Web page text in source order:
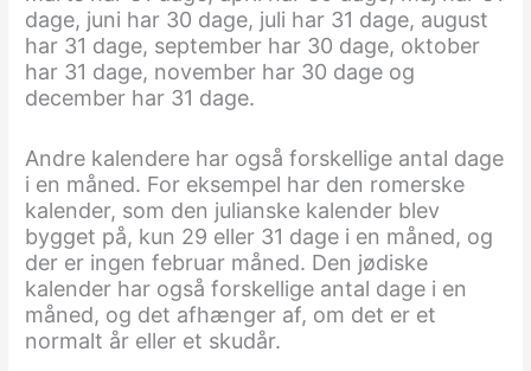
dage, juni har 30 dage, juli har 31 dage, august
har 31 dage, september har 30 dage, oktober
har 31 dage, november har 30 dage og
december har 31 dage.
Andre kalendere har også forskellige antal dage
i en måned. For eksempel har den romerske
kalender, som den julianske kalender blev
bygget på, kun 29 eller 31 dage i en måned, og
der er ingen februar måned. Den jødiske
kalender har også forskellige antal dage i en
måned, og det afhænger af, om det er et
normalt år eller et skudår.